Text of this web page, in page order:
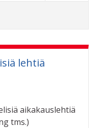
lehtiä
aikakauslehtiä
tms.)